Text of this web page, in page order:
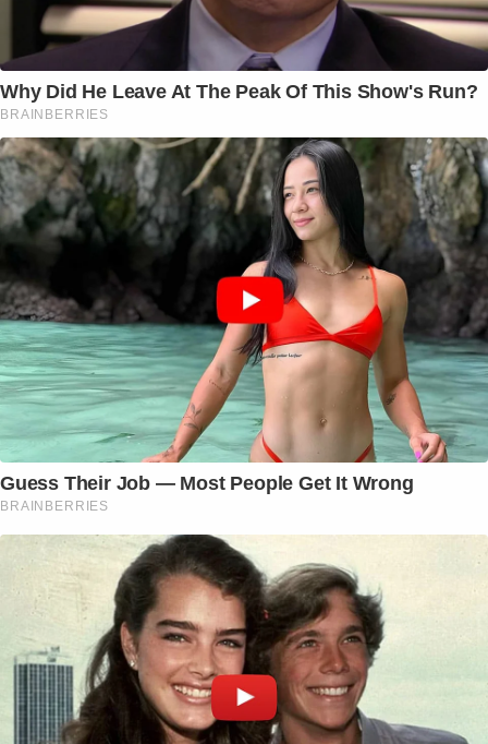
Why Did He Leave At The Peak Of This Show's Run?
BRAINBERRIES
Guess Their Job — Most People Get It Wrong
BRAINBERRIES